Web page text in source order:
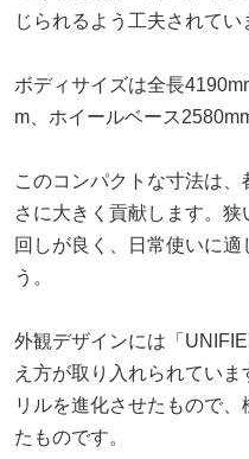
じられるよう工夫されてい
ボディサイズは全長
m、ホイールベース
このコンパクトな寸法は
さに大きく貢献します。
回しが良く、日常使いに
う。
外観デザインには「
え方が取り入れられてい
リルを進化させたもので
たものです。